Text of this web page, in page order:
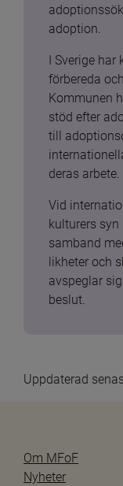
adoption.
I Sverige
förbereda
Kommunen
stöd efter
till
deras arbete.
Vid
kulturers
samband
likheter och
avspeglar
beslut.
Uppdaterad
Om MFoF
Nyheter